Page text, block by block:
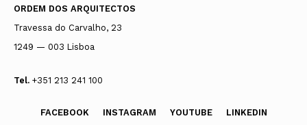
ORDEM DOS ARQUITECTOS
Travessa do Carvalho, 23
1249 — 003 Lisboa
Tel. +351 213 241 100
FACEBOOK INSTAGRAM YOUTUBE LINKEDIN